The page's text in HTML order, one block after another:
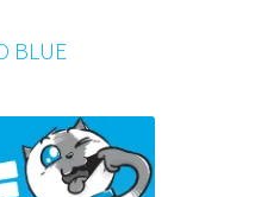
BLUE